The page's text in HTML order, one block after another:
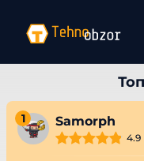
1 Samorph
4.9